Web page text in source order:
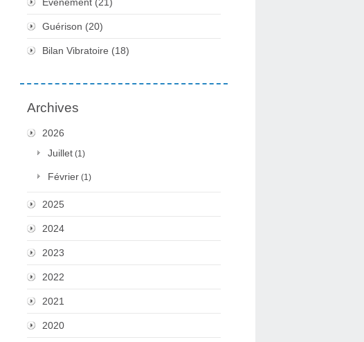
Guérison (20)
Bilan Vibratoire (18)
Archives
2026
Juillet (1)
Février (1)
2025
2024
2023
2022
2021
2020